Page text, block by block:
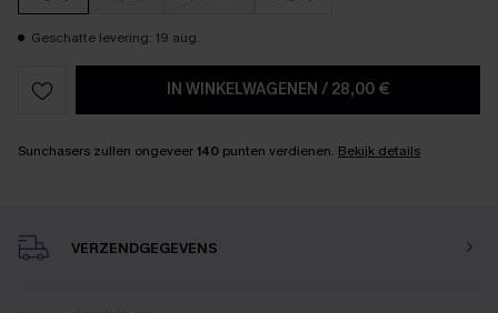
Geschatte levering: 19 aug.
IN WINKELWAGENEN / 28,00 €
Sunchasers zullen ongeveer140 punten verdienen. Bekijk details
VERZENDGEGEVENS